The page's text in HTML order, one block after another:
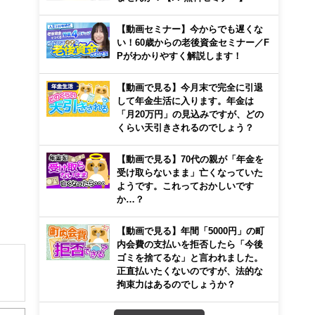
【動画セミナー】今からでも遅くな
い！60歳からの老後資金セミナー／F
Pがわかりやすく解説します！
【動画で見る】今月末で完全に引退
して年金生活に入ります。年金は
「月20万円」の見込みですが、どの
くらい天引きされるのでしょう？
【動画で見る】70代の親が「年金を
受け取らないまま」亡くなっていた
ようです。これっておかしいです
か…？
【動画で見る】年間「5000円」の町
内会費の支払いを拒否したら「今後
ゴミを捨てるな」と言われました。
正直払いたくないのですが、法的な
拘束力はあるのでしょうか？